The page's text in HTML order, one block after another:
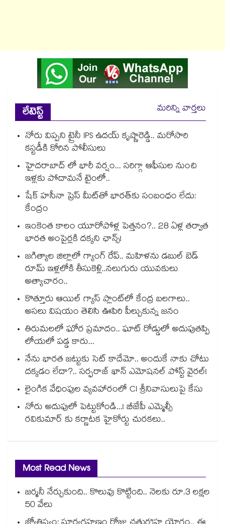
లేటెస్ట్
మరిన్ని వార్తలు
నోరు విప్పని ట్రైనీ IPS ఉదయ్ కృష్ణారెడ్డి.. మరోసారి
కస్టడీకి కోరిన పోలీసులు
హైదరాబాద్ లో భారీ వర్షం... సరిగ్గా ఆఫీసుల నుంచి
ఇళ్లకు పోదామనే టైంలో..
షేక్ హసీనా ప్రెస్ మీట్‎తో భారత్‎కు సంబంధం లేదు:
కేంద్రం
ఇంకెంత కాలం యూరోపోళ్ల పెత్తనం?.. 28 ఏళ్ల తర్వాత
భారత అంపైర్లకి దక్కని ఛాన్స్!
జగిత్యాల జిల్లాలో గ్యాంగ్ రేప్.. మహిళను డబుల్ బెడ్
రూమ్ ఇళ్లలోకి తీసుకెళ్లి..నలుగురు యువకులు
అత్యాచారం..
కొత్తూరు ఆయిల్ గ్యాస్⁪ ప్లాంట్⁫లో కేంద్ర బలగాలు..
అసలు విషయం తెలిసి ఊపిరి పీల్చుకున్న జనం
తిరుమలలో ఘోర ప్రమాదం.. ఘాట్ రోడ్డులో అదుపుతప్పి
లోయలో పడ్డ కారు...
నేను భారత జట్టుకు సెట్ కాదేమో.. అందుకే నాకు చోటు
దక్కడం లేదా?.. సర్ఫరాజ్ ఖాన్ ఎమోషనల్ పోస్ట్ వైరల్!
లైంగిక వేధింపుల వ్యవహారంలో CI శ్రీనివాసులుపై కేసు
నోరు అదుపులో పెట్టుకోండి...! బీజేపీ ఎమ్మెల్సీ
రవికుమార్ కు కర్ణాటక హైకోర్టు చురకలు..
Most Read News
జర్మనీ నేర్చుకుంది.. కొలువు కొట్టింది.. నెలకు రూ.3 లక్షల
50 వేలు